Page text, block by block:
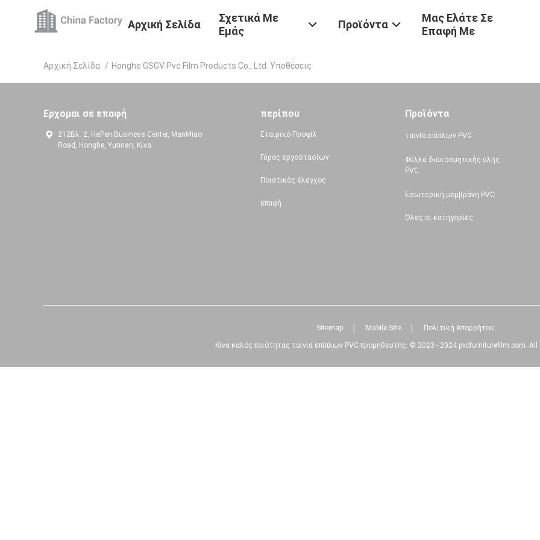
Αρχική Σελίδα
Σχετικά Με
Εμάς
Προϊόντα
Μας Ελάτε Σε
Επαφή Με
Αρχική Σελίδα / Honghe GSGV Pvc Film Products Co., Ltd. Υποθέσεις
Ερχομαι σε επαφή
212Βλ. 2, HaPen Business Center, ManMiao
Road, Honghe, Yunnan, Κίνα
περίπου
Εταιρικό Προφίλ
Γύρος εργοστασίων
Ποιοτικός έλεγχος
επαφή
Προϊόντα
ταινία επίπλων PVC
Φύλλα διακοσμητικής ύλης
PVC
Εσωτερική μεμβράνη PVC
Όλες οι κατηγορίες
Sitemap Mobile Site Πολιτική Απορρήτου
Κίνα καλός ποιότητας ταινία επίπλων PVC προμηθευτής. © 2023 - 2024 pvcfurniturefilm.com. All